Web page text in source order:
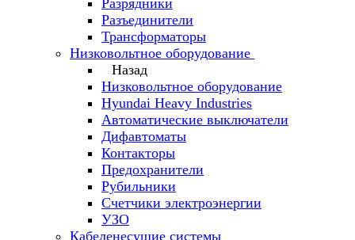
Разрядники
Разъединители
Трансформаторы
Низковольтное оборудование
Назад
Низковольтное оборудование
Hyundai Heavy Industries
Автоматические выключатели
Дифавтоматы
Контакторы
Предохранители
Рубильники
Счетчики электроэнергии
УЗО
Кабеленесущие системы